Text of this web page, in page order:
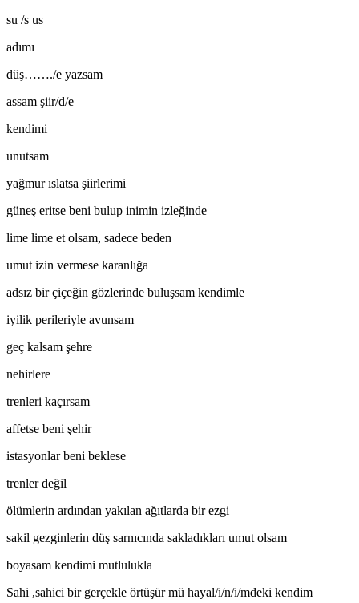
su /s us
adımı
düş……./e yazsam
assam şiir/d/e
kendimi
unutsam
yağmur ıslatsa şiirlerimi
güneş eritse beni bulup inimin izleğinde
lime lime et olsam, sadece beden
umut izin vermese karanlığa
adsız bir çiçeğin gözlerinde buluşsam kendimle
iyilik perileriyle avunsam
geç kalsam şehre
nehirlere
trenleri kaçırsam
affetse beni şehir
istasyonlar beni beklese
trenler değil
ölümlerin ardından yakılan ağıtlarda bir ezgi
sakil gezginlerin düş sarnıcında sakladıkları umut olsam
boyasam kendimi mutlulukla
Sahi ,sahici bir gerçekle örtüşür mü hayal/i/n/i/mdeki kendim